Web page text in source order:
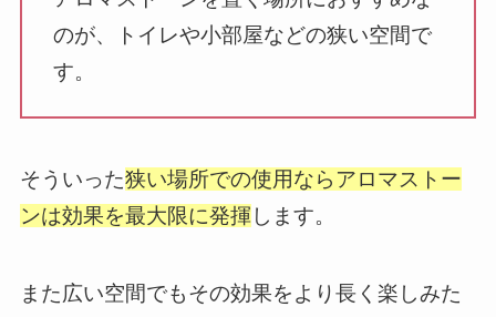
のが、トイレや小部屋などの狭い空間で
す。
そういった狭い場所での使用ならアロマストー
ンは効果を最大限に発揮 します。
また広い空間でもその効果をより長く楽しみた